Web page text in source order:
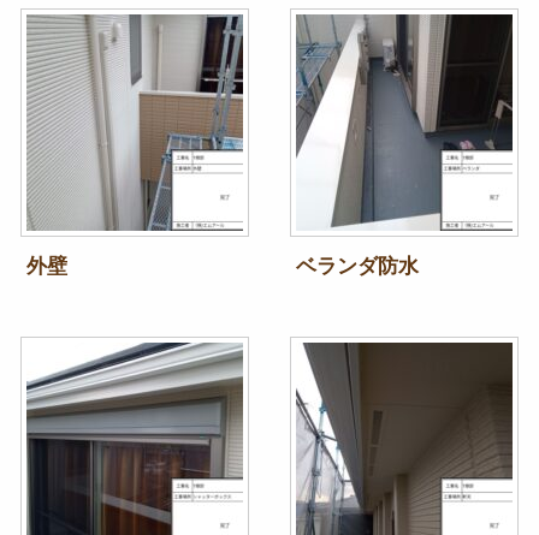
外壁 ベランダ防水